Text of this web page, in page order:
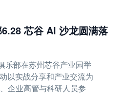
芯谷 AI 沙龙圆满落
乐部在苏州芯谷产业园举
以实战分享和产业交流为
企业高管与科研人员参